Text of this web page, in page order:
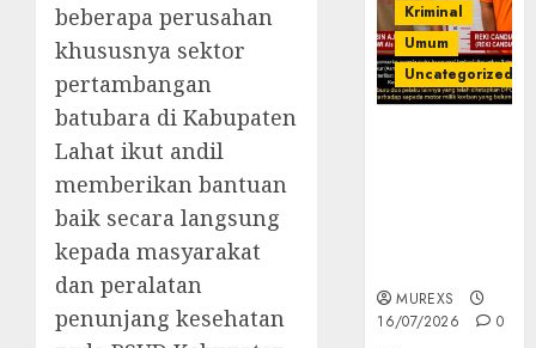
beberapa perusahan
khususnya sektor
pertambangan
batubara di Kabupaten
Lahat ikut andil
memberikan bantuan
baik secara langsung
kepada masyarakat
dan peralatan
penunjang kesehatan
Kriminal
Umum
Uncategorized
MUREXS
16/07/2026
0